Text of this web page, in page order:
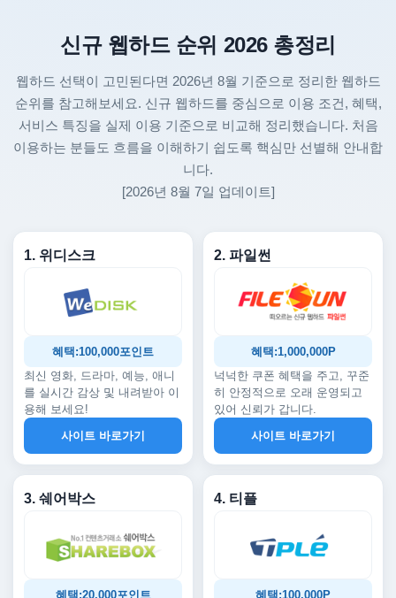
신규 웹하드 순위 2026 총정리
웹하드 선택이 고민된다면 2026년 8월 기준으로 정리한 웹하드
순위를 참고해보세요. 신규 웹하드를 중심으로 이용 조건, 혜택,
서비스 특징을 실제 이용 기준으로 비교해 정리했습니다. 처음
이용하는 분들도 흐름을 이해하기 쉽도록 핵심만 선별해 안내합
니다.
[2026년 8월 7일 업데이트]
1. 위디스크
혜택:100,000포인트
최신 영화, 드라마, 예능, 애니
를 실시간 감상 및 내려받아 이
용해 보세요!
사이트 바로가기
2. 파일썬
혜택:1,000,000P
넉넉한 쿠폰 혜택을 주고, 꾸준
히 안정적으로 오래 운영되고
있어 신뢰가 갑니다.
사이트 바로가기
3. 쉐어박스
혜택:20,000포인트
4. 티플
혜택:100,000P